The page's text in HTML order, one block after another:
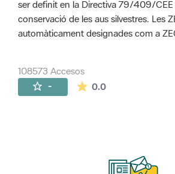
ser definit en la Directiva 79/409/CEE
conservació de les aus silvestres. Les
automàticament designades com a
108573 Accesos
- 0.0La valoración